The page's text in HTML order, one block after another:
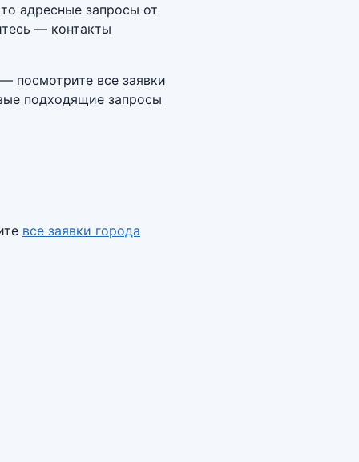
адресные запросы от
— контакты
посмотрите все заявки
подходящие запросы
все заявки города